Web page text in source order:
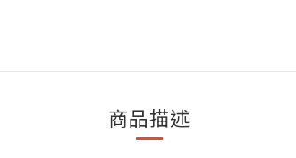
商品描述